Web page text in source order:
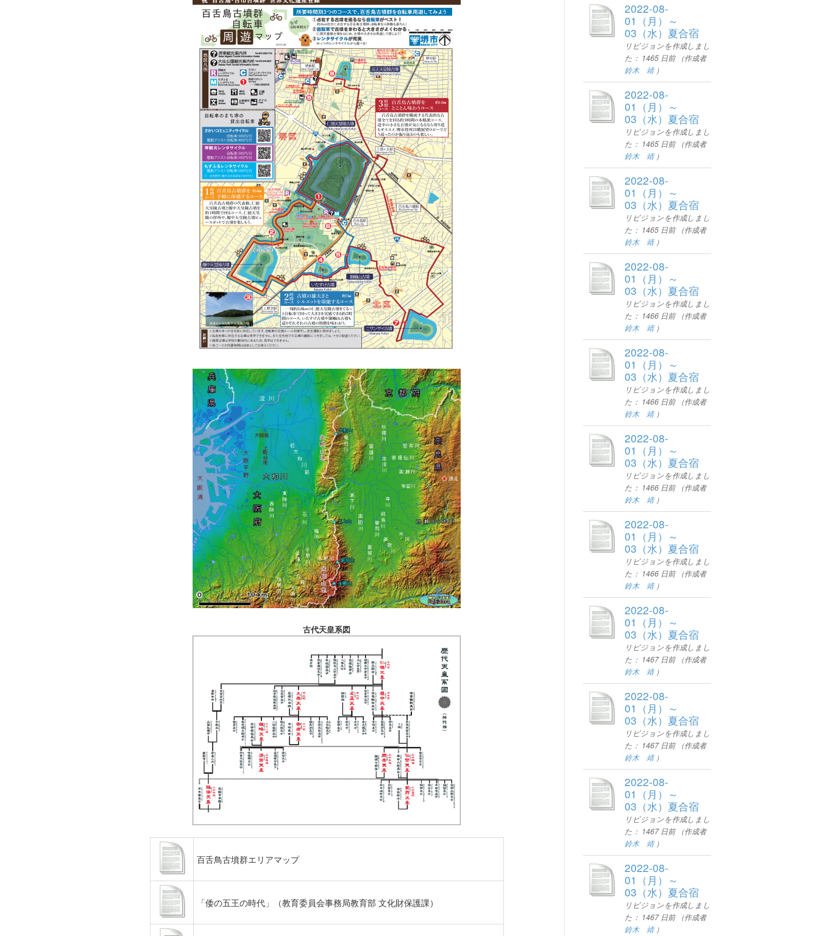
古代天皇系図
百舌鳥古墳群エリアマップ
「倭の五王の時代」（教育委員会事務局教育部 文化財保護課）
2022-08-
01（月）～
03（水）夏合宿
リビジョンを作成しまし
た： 1465 日前（作成者
鈴木 靖）
2022-08-
01（月）～
03（水）夏合宿
リビジョンを作成しまし
た： 1465 日前（作成者
鈴木 靖）
2022-08-
01（月）～
03（水）夏合宿
リビジョンを作成しまし
た： 1465 日前（作成者
鈴木 靖）
2022-08-
01（月）～
03（水）夏合宿
リビジョンを作成しまし
た： 1466 日前（作成者
鈴木 靖）
2022-08-
01（月）～
03（水）夏合宿
リビジョンを作成しまし
た： 1466 日前（作成者
鈴木 靖）
2022-08-
01（月）～
03（水）夏合宿
リビジョンを作成しまし
た： 1466 日前（作成者
鈴木 靖）
2022-08-
01（月）～
03（水）夏合宿
リビジョンを作成しまし
た： 1466 日前（作成者
鈴木 靖）
2022-08-
01（月）～
03（水）夏合宿
リビジョンを作成しまし
た： 1467 日前（作成者
鈴木 靖）
2022-08-
01（月）～
03（水）夏合宿
リビジョンを作成しまし
た： 1467 日前（作成者
鈴木 靖）
2022-08-
01（月）～
03（水）夏合宿
リビジョンを作成しまし
た： 1467 日前（作成者
鈴木 靖）
2022-08-
01（月）～
03（水）夏合宿
リビジョンを作成しまし
た： 1467 日前（作成者
鈴木 靖）